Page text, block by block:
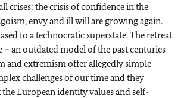
crises: the crisis of confidence in the
envy and ill will are growing again.
to a technocratic superstate. The retreat
an outdated model of the past centuries
and extremism offer allegedly simple
challenges of our time and they
European identity values and self-